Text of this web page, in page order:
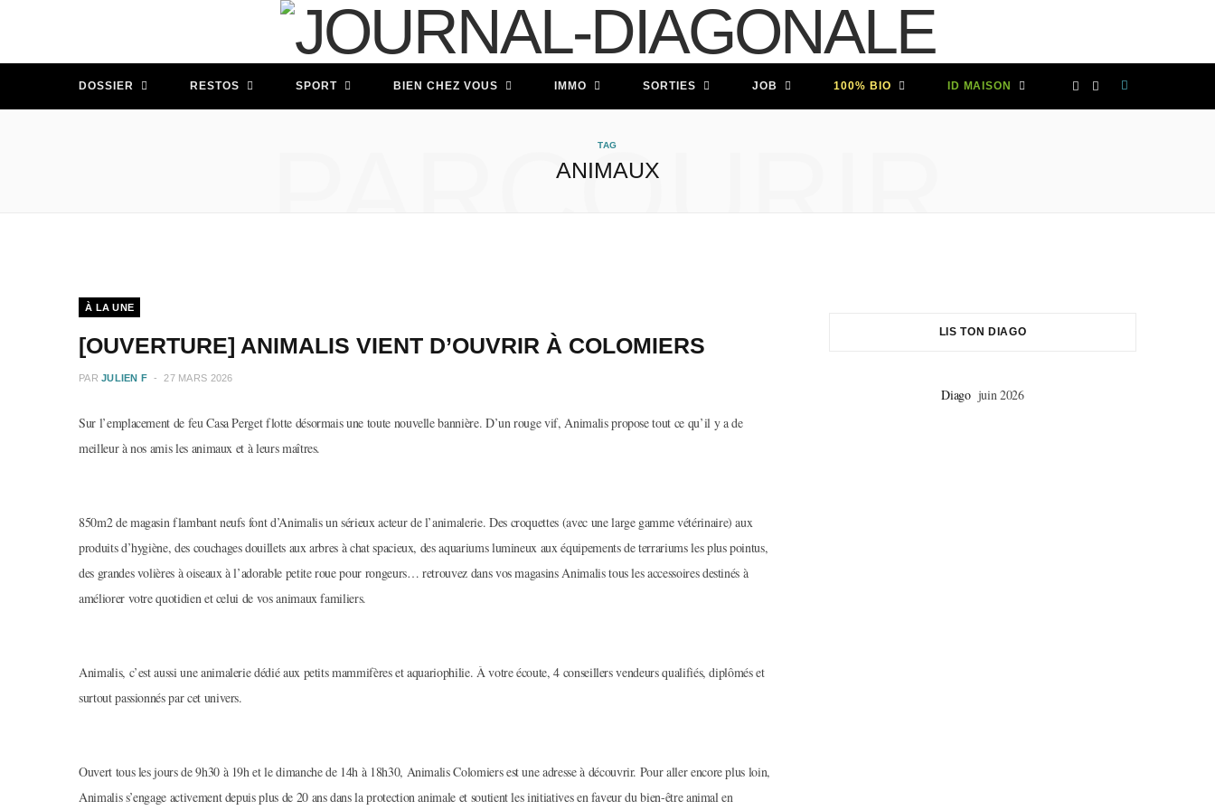
F I
DOSSIER RESTOS SPORT BIEN CHEZ VOUS IMMO SORTIES JOB 100% BIO ID MAISON
TAG
ANIMAUX
PARCOURIR
À LA UNE
[OUVERTURE] ANIMALIS VIENT D’OUVRIR À COLOMIERS
PAR JULIEN F 27 MARS 2026
Sur l’emplacement de feu Casa Perget flotte désormais une toute nouvelle bannière. D’un rouge vif, Animalis propose tout ce qu’il y a de
meilleur à nos amis les animaux et à leurs maîtres.
850m2 de magasin flambant neufs font d’Animalis un sérieux acteur de l’animalerie. Des croquettes (avec une large gamme vétérinaire) aux
produits d’hygiène, des couchages douillets aux arbres à chat spacieux, des aquariums lumineux aux équipements de terrariums les plus pointus,
des grandes volières à oiseaux à l’adorable petite roue pour rongeurs… retrouvez dans vos magasins Animalis tous les accessoires destinés à
améliorer votre quotidien et celui de vos animaux familiers.
Animalis, c’est aussi une animalerie dédié aux petits mammifères et aquariophilie. À votre écoute, 4 conseillers vendeurs qualifiés, diplômés et
surtout passionnés par cet univers.
Ouvert tous les jours de 9h30 à 19h et le dimanche de 14h à 18h30, Animalis Colomiers est une adresse à découvrir. Pour aller encore plus loin,
Animalis s’engage activement depuis plus de 20 ans dans la protection animale et soutient les initiatives en faveur du bien-être animal en
LIS TON DIAGO
Diago juin 2026